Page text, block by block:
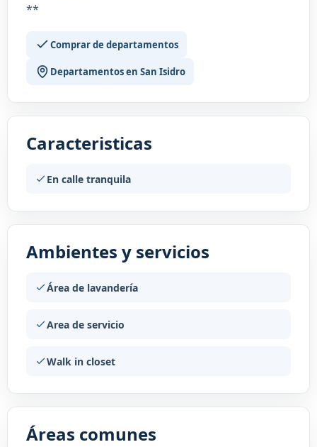
**
Comprar de departamentos
Departamentos en San Isidro
Caracteristicas
En calle tranquila
Ambientes y servicios
Área de lavandería
Area de servicio
Walk in closet
Áreas comunes